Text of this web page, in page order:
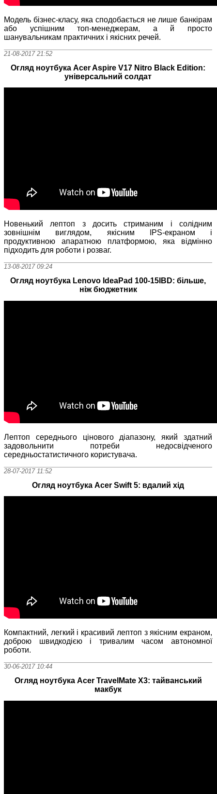
Модель бізнес-класу, яка сподобається не лише банкірам
або успішним топ-менеджерам, а й просто
шанувальникам практичних і якісних речей.
21-08-2017 21:52
Огляд ноутбука Acer Aspire V17 Nitro Black Edition:
універсальний солдат
Новенький лептоп з досить стриманим і солідним
зовнішнім виглядом, якісним IPS-екраном і
продуктивною апаратною платформою, яка відмінно
підходить для роботи і розваг.
13-08-2017 09:24
Огляд ноутбука Lenovo IdeaPad 100-15IBD: більше,
ніж бюджетник
Лептоп середнього цінового діапазону, який здатний
задовольнити потреби недосвідченого
середньостатистичного користувача.
28-07-2017 11:52
Огляд ноутбука Acer Swift 5: вдалий хід
Компактний, легкий і красивий лептоп з якісним екраном,
доброю швидкодією і тривалим часом автономної
роботи.
30-06-2017 10:44
Огляд ноутбука Acer TravelMate X3: тайванський
макбук